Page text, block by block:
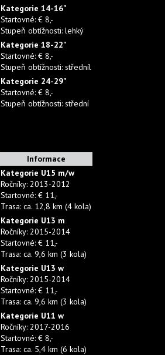
Kategorie 14-16"
Startovné: € 8,-
Stupeň obtížnosti: lehký
Kategorie 18-22"
Startovné: € 8,-
Stupeň obtížnosti: středníl
Kategorie 24-29"
Startovné: € 8,-
Stupeň obtížnosti: střední
Informace
Kategorie U15 m/w
Ročníky: 2013-2012
Startovné: € 11,-
Trasa: ca. 12,8 km (4 kola)
Kategorie U13 m
Ročníky: 2015-2014
Startovné: € 11,-
Trasa: ca. 9,6 km (3 kola)
Kategorie U13 w
Ročníky: 2015-2014
Startovné: € 11,-
Trasa: ca. 9,6 km (3 kola)
Kategorie U11 w
Ročníky: 2017-2016
Startovné: € 8,-
Trasa: ca. 5,4 km (6 kola)